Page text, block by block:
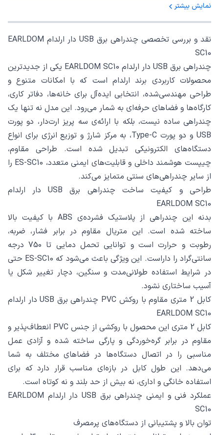
نمایش بیشتر
نقد و بررسی تخصصی چندراهی برق USB دار ارلدام EARLDOM
SC10
چندراهی برق USB دار ارلدام EARLDOM SC10 یکی از جدیدترین
محصولات کاربردی برند ارلدام است که با امکانات متنوع و
طراحی مهندسی‌شده، انتخابی ایده‌آل برای خانه‌ها، دفاتر کاری،
کارگاه‌ها و فضاهای حرفه‌ای به شمار می‌رود. این مدل نه تنها یک
چندراهی ساده نیست، بلکه با ارائه‌ی سه پریز ارت‌دار، دو پورت
USB و دو پورت Type-C، به مرکز شارژ و توزیع انرژی برای انواع
دستگاه‌های الکترونیکی تبدیل شده است. طراحی مقاوم،
چیپست هوشمند داخلی و قابلیت‌های ایمنی متعدد، ES-SC10 را
از سایر چندراهی‌های سنتی متمایز می‌کند.
طراحی و کیفیت ساخت چندراهی برق USB دار ارلدام
EARLDOM SC10
بدنه این چندراهی از پلاستیک فشرده‌ی ABS با کیفیت بالا
ساخته شده است. این متریال مقاوم در برابر فشار، ضربه،
رطوبت و حرارت است و توانایی تحمل دمایی تا 750 درجه
سانتی‌گراد را داراست. این ویژگی باعث می‌شود که ES-SC10 حتی
در شرایط استفاده طولانی‌مدت و سنگین، دچار تغییر شکل یا
آسیب ساختاری نشود.
کابل 2 متری مقاوم با روکش PVC چندراهی برق USB دار ارلدام
EARLDOM SC10
کابل 2 متری این محصول با روکشی از جنس PVC انعطاف‌پذیر و
مقاوم در برابر گره‌خوردگی و پارگی ساخته شده و آزادی عمل
مناسبی را در اتصال دستگاه‌ها در فضاهای مختلف به شما
می‌دهد. این طول کابل در بازه‌ای مناسب قرار دارد که برای
استفاده خانگی و اداری، نه بیش از حد بلند و نه کوتاه است.
عملکرد فنی و ایمنی چندراهی برق USB دار ارلدام EARLDOM
SC10
توان بالا و پشتیبانی از دستگاه‌های پرمصرف